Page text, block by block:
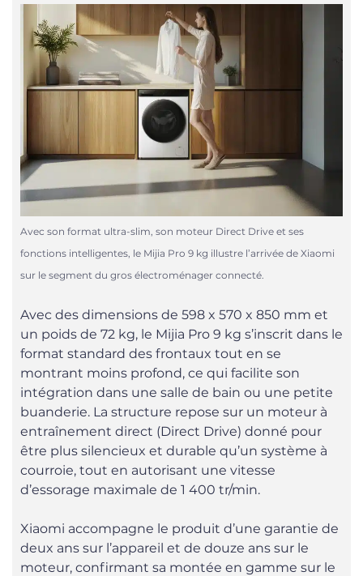
Avec son format ultra-slim, son moteur Direct Drive et ses
fonctions intelligentes, le Mijia Pro 9 kg illustre l’arrivée de Xiaomi
sur le segment du gros électroménager connecté.
Avec des dimensions de 598 x 570 x 850 mm et
un poids de 72 kg, le Mijia Pro 9 kg s’inscrit dans le
format standard des frontaux tout en se
montrant moins profond, ce qui facilite son
intégration dans une salle de bain ou une petite
buanderie. La structure repose sur un moteur à
entraînement direct (Direct Drive) donné pour
être plus silencieux et durable qu’un système à
courroie, tout en autorisant une vitesse
d’essorage maximale de 1 400 tr/min.
Xiaomi accompagne le produit d’une garantie de
deux ans sur l’appareil et de douze ans sur le
moteur, confirmant sa montée en gamme sur le